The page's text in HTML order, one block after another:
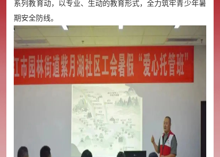
系列教育动，以专业、生动的教育形式，全力筑牢青少年暑
期安全防线。